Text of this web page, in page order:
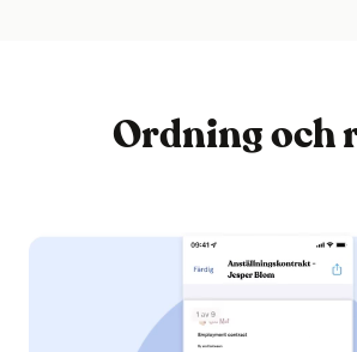
Ordning och